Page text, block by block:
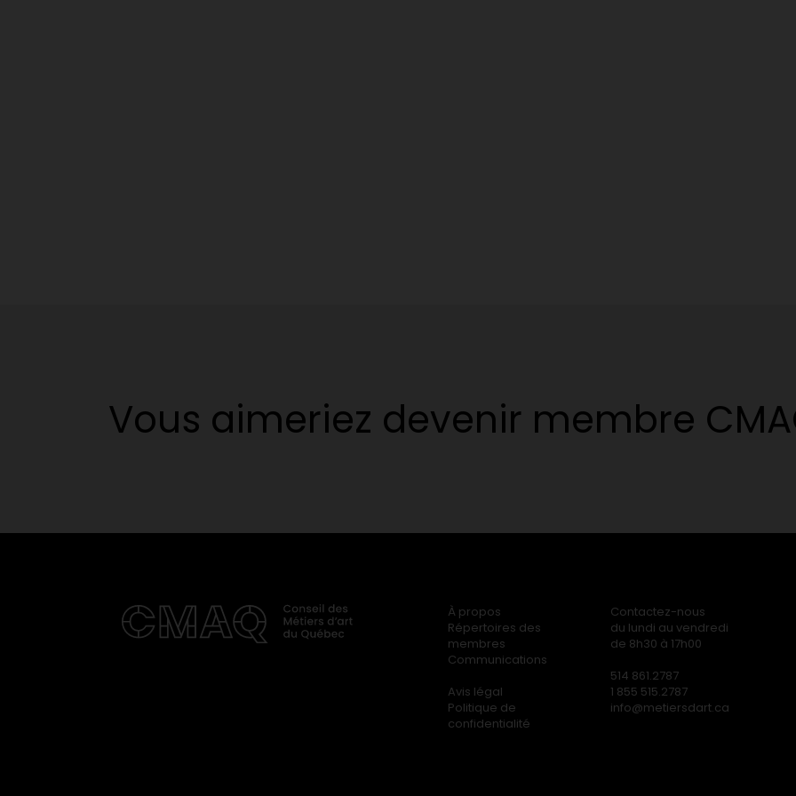
Vous aimeriez devenir membre
À propos
Répertoires des
membres
Communications
Avis légal
Politique de
confidentialité
Contactez-nous
du lundi au vendredi
de 8h30 à 17h00
514 861.2787
1 855 515.2787
info@metiersdart.ca